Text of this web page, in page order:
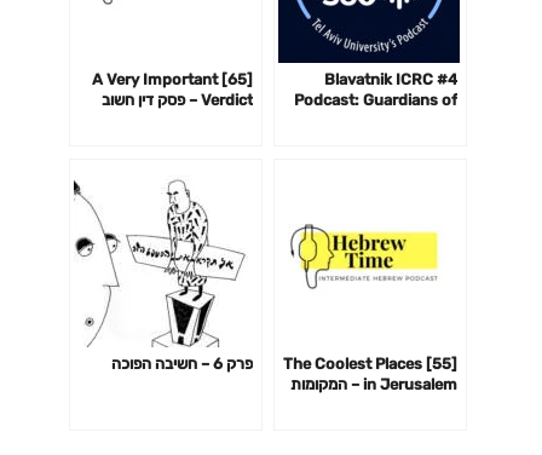
#4 Blavatnik ICRC
Podcast: Guardians of
[65] A Very Important
Verdict – פסק דין חשוב
[55] The Coolest Places
in Jerusalem – המקומות
פרק 6 – חשיבה הפוכה